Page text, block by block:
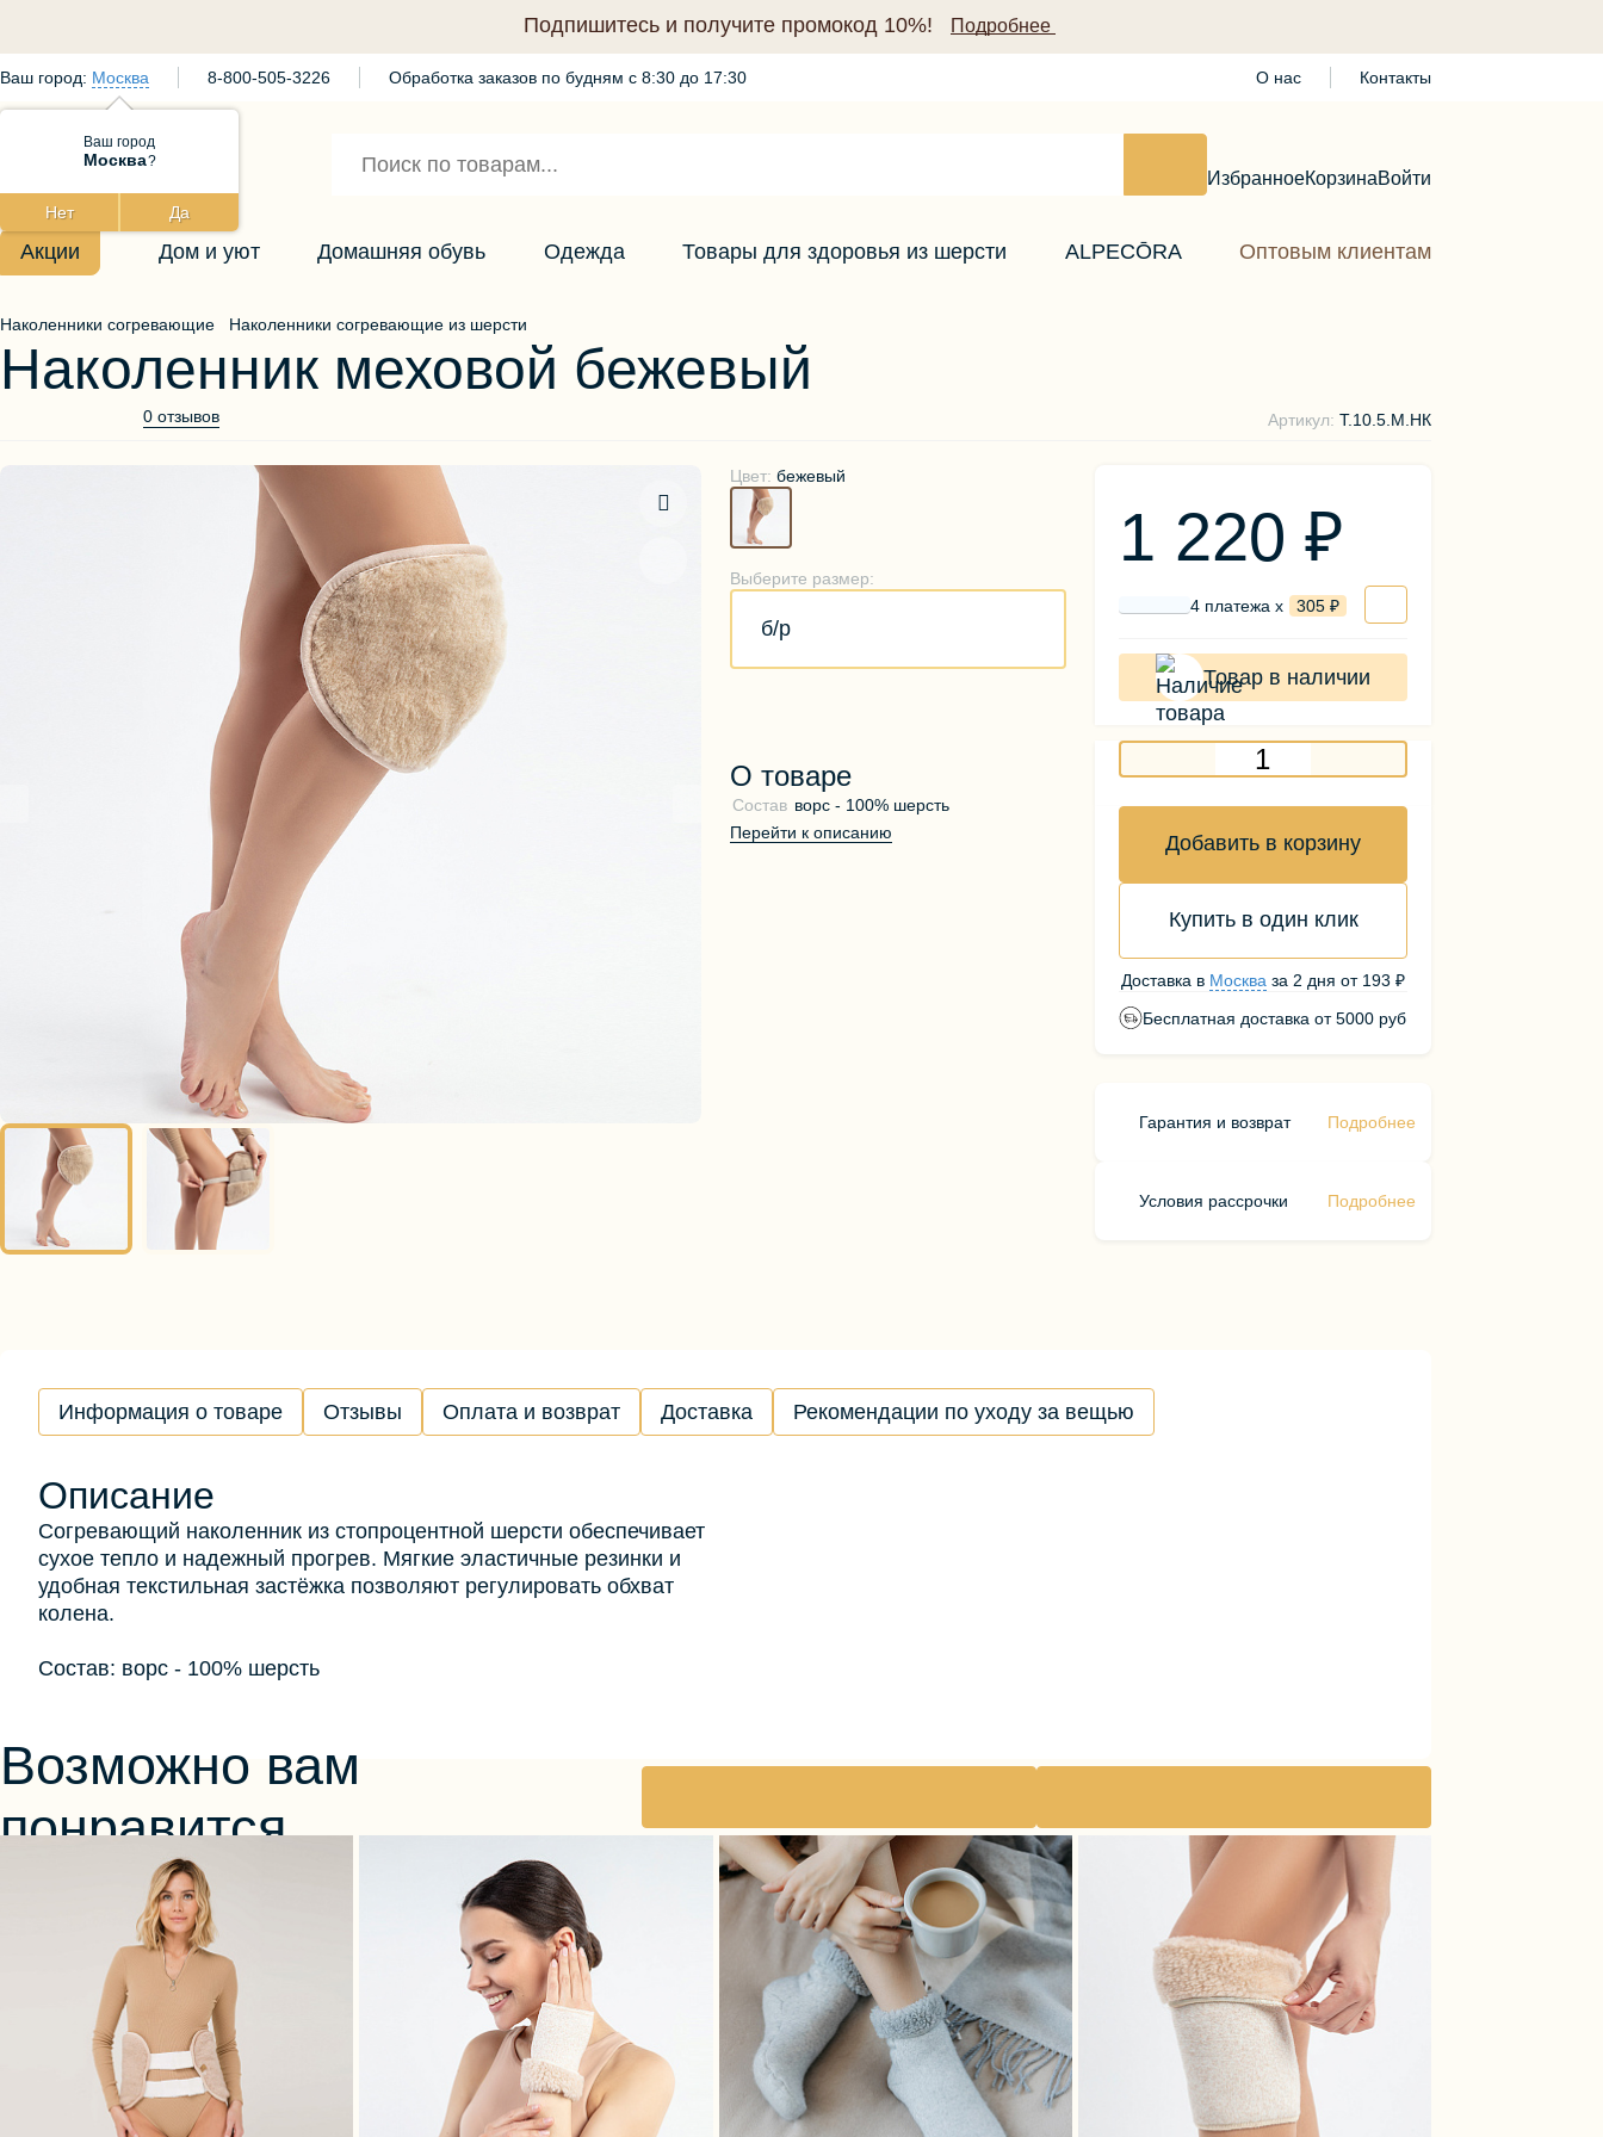
Подпишитесь и получите промокод 10%! Подробнее
Ваш город: Москва
Ваш город
Москва?
Нет Да
8-800-505-3226 Обработка заказов по будням с 8:30 до 17:30 О нас Контакты
ИзбранноеКорзинаВойти
Акции Дом и уют Домашняя обувь Одежда Товары для здоровья из шерсти ALPECŌRA Оптовым клиентам
Наколенники согревающие Наколенники согревающие из шерсти
Наколенник меховой бежевый
0 отзывов Артикул: T.10.5.М.НК
Цвет: бежевый
Выберите размер:
б/р
О товаре
Состав ворс - 100% шерсть
Перейти к описанию
1 220 ₽
4 платежа х 305 ₽
Товар в наличии
Добавить в корзину
Купить в один клик
Доставка в Москва за 2 дня от 193 ₽
Бесплатная доставка от 5000 руб
Гарантия и возврат Подробнее
Условия рассрочки Подробнее
Информация о товаре Отзывы Оплата и возврат Доставка Рекомендации по уходу за вещью
Описание
Согревающий наколенник из стопроцентной шерсти обеспечивает
сухое тепло и надежный прогрев. Мягкие эластичные резинки и
удобная текстильная застёжка позволяют регулировать обхват
колена.
Состав: ворс - 100% шерсть
Возможно вам
понравится